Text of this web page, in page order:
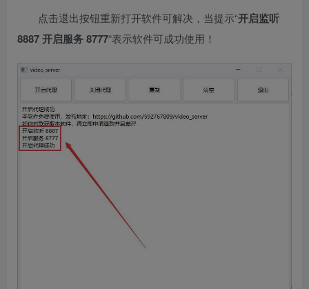
点击退出按钮重新打开软件可解决，当提示“开启监听
8887 开启服务 8777“表示软件可成功使用！